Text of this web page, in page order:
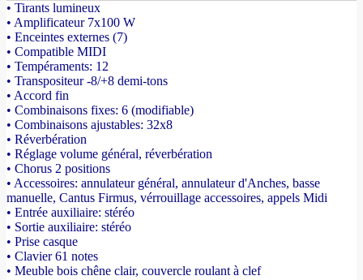
• Tirants lumineux
• Amplificateur 7x100 W
• Enceintes externes (7)
• Compatible MIDI
• Tempéraments: 12
• Transpositeur -8/+8 demi-tons
• Accord fin
• Combinaisons fixes: 6 (modifiable)
• Combinaisons ajustables: 32x8
• Réverbération
• Réglage volume général, réverbération
• Chorus 2 positions
• Accessoires: annulateur général, annulateur d'Anches, basse
manuelle, Cantus Firmus, vérrouillage accessoires, appels Midi
• Entrée auxiliaire: stéréo
• Sortie auxiliaire: stéréo
• Prise casque
• Clavier 61 notes
• Meuble bois chêne clair, couvercle roulant à clef